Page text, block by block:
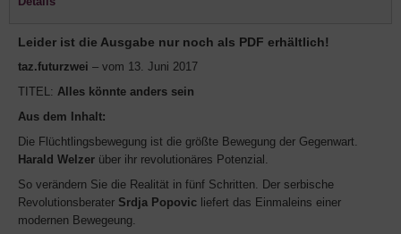
Leider ist die Ausgabe nur noch als PDF erhältlich!
taz.futurzwei – vom 13. Juni 2017
TITEL: Alles könnte anders sein
Aus dem Inhalt:
Die Flüchtlingsbewegung ist die größte Bewegung der Gegenwart.
Harald Welzer über ihr revolutionäres Potenzial.
So verändern Sie die Realität in fünf Schritten. Der serbische
Revolutionsberater Srdja Popovic liefert das Einmaleins einer
modernen Bewegeung.